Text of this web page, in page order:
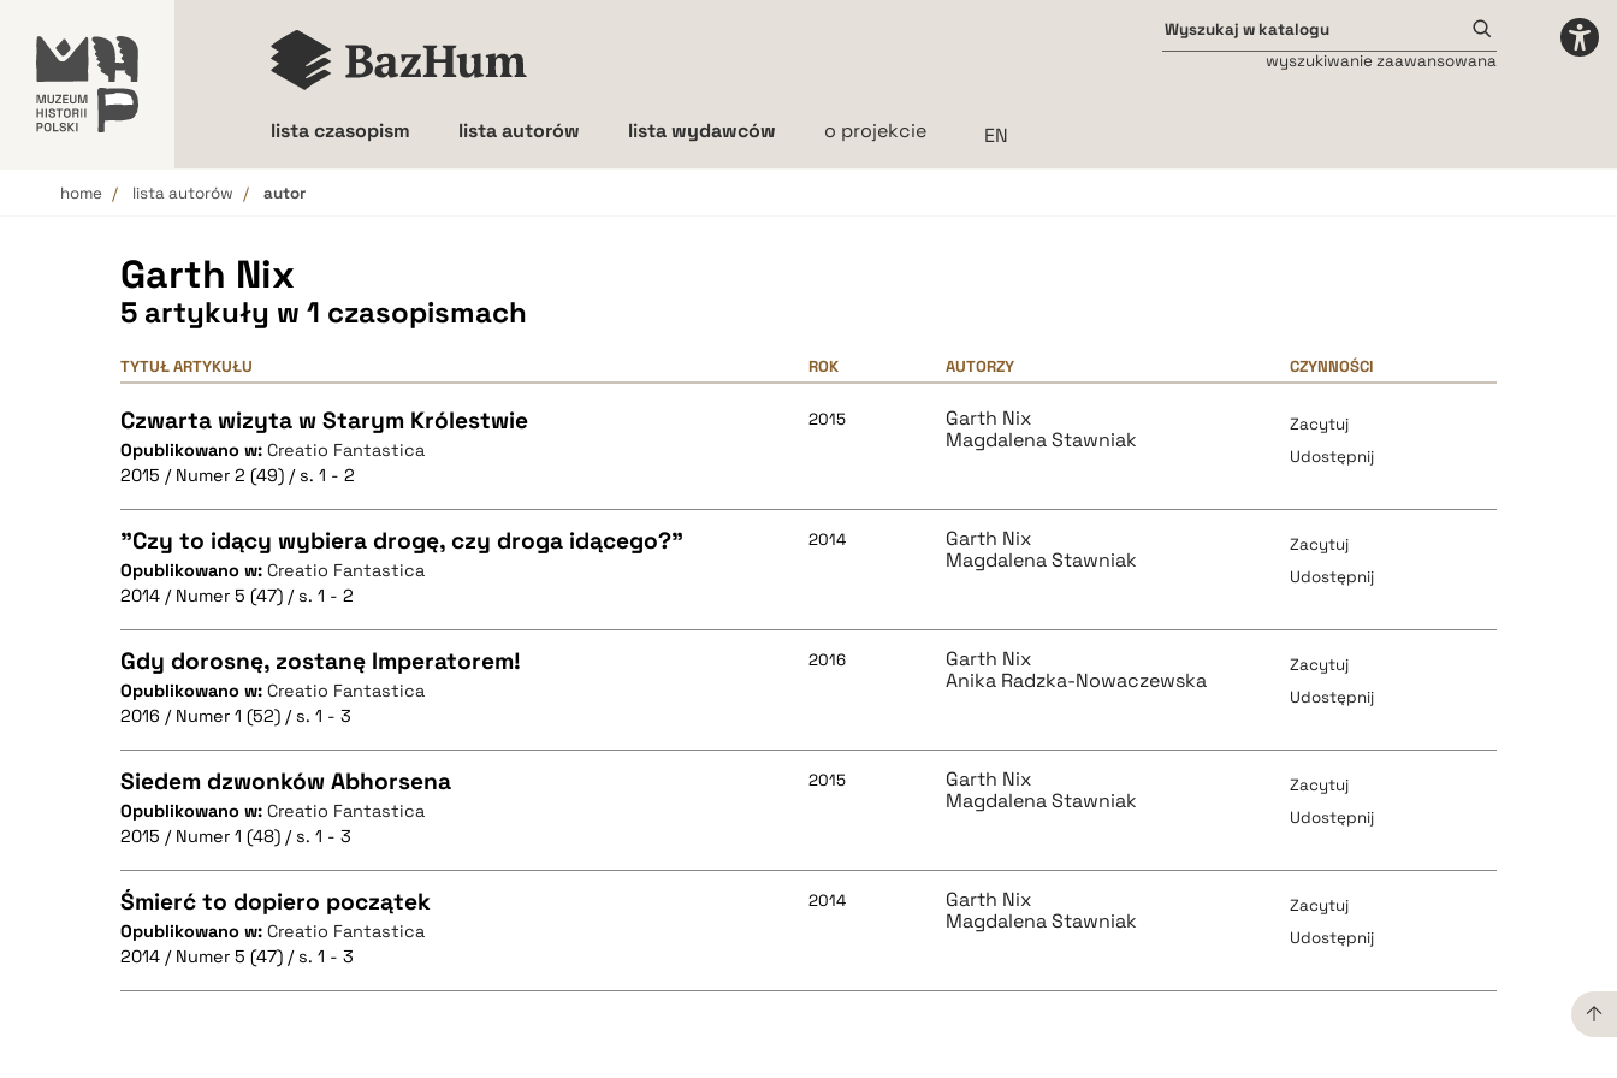
lista czasopism lista autorów lista wydawców o projekcie
wyszukiwanie zaawansowana
home lista autorów autor
Garth Nix
5 artykuły w 1 czasopismach
TYTUŁ ARTYKUŁU ROK AUTORZY CZYNNOŚCI
Czwarta wizyta w Starym Królestwie
Opublikowano w: Creatio Fantastica
2015 / Numer 2 (49) / s. 1 - 2
2015
Garth Nix
Magdalena Stawniak
Zacytuj
Udostępnij
CZYSTY TEKST
pobierz cytat
BIBTEX
pobierz cytat
"Czy to idący wybiera drogę, czy droga idącego?"
Opublikowano w: Creatio Fantastica
2014 / Numer 5 (47) / s. 1 - 2
2014
Garth Nix
Magdalena Stawniak
Zacytuj
Udostępnij
CZYSTY TEKST
pobierz cytat
BIBTEX
pobierz cytat
Gdy dorosnę, zostanę Imperatorem!
Opublikowano w: Creatio Fantastica
2016 / Numer 1 (52) / s. 1 - 3
2016
Garth Nix
Anika Radzka-Nowaczewska
Zacytuj
Udostępnij
CZYSTY TEKST
pobierz cytat
BIBTEX
Siedem dzwonków Abhorsena
Opublikowano w: Creatio Fantastica
2015 / Numer 1 (48) / s. 1 - 3
2015
Garth Nix
Magdalena Stawniak
Zacytuj
Udostępnij
CZYSTY TEKST
Śmierć to dopiero początek
Opublikowano w: Creatio Fantastica
2014 / Numer 5 (47) / s. 1 - 3
2014
Garth Nix
Magdalena Stawniak
Zacytuj
Udostępnij